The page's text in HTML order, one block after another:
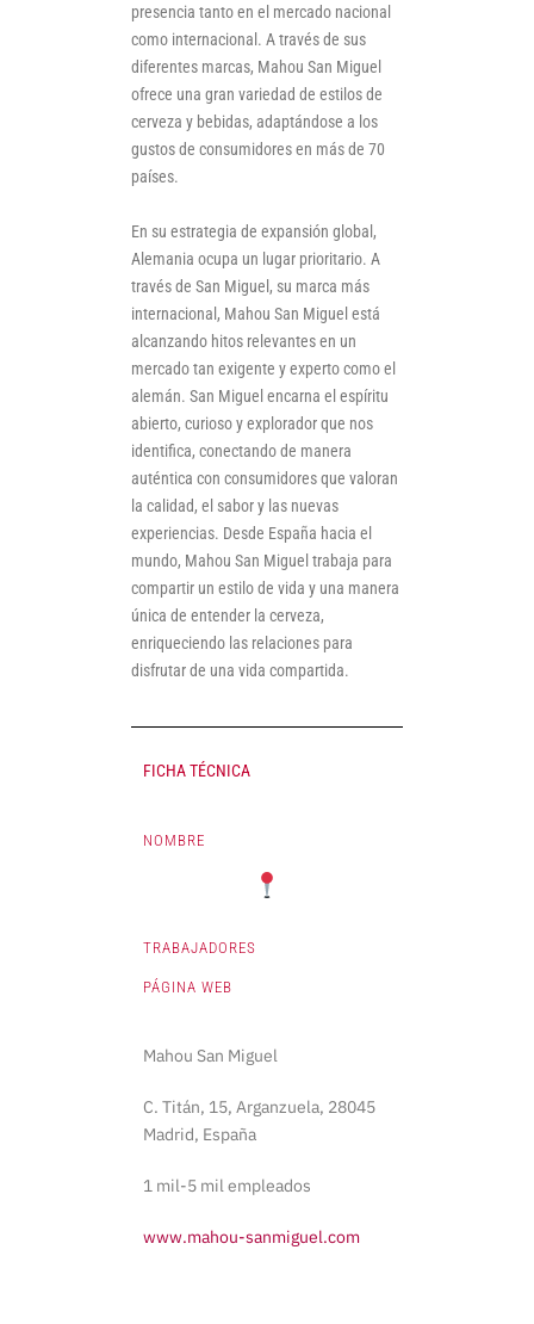
presencia tanto en el mercado nacional
como internacional. A través de sus
diferentes marcas, Mahou San Miguel
ofrece una gran variedad de estilos de
cerveza y bebidas, adaptándose a los
gustos de consumidores en más de 70
países.
En su estrategia de expansión global,
Alemania ocupa un lugar prioritario. A
través de San Miguel, su marca más
internacional, Mahou San Miguel está
alcanzando hitos relevantes en un
mercado tan exigente y experto como el
alemán. San Miguel encarna el espíritu
abierto, curioso y explorador que nos
identifica, conectando de manera
auténtica con consumidores que valoran
la calidad, el sabor y las nuevas
experiencias. Desde España hacia el
mundo, Mahou San Miguel trabaja para
compartir un estilo de vida y una manera
única de entender la cerveza,
enriqueciendo las relaciones para
disfrutar de una vida compartida.
FICHA TÉCNICA
NOMBRE
TRABAJADORES
PÁGINA WEB
Mahou San Miguel
C. Titán, 15, Arganzuela, 28045
Madrid, España
1 mil-5 mil empleados
www.mahou-sanmiguel.com